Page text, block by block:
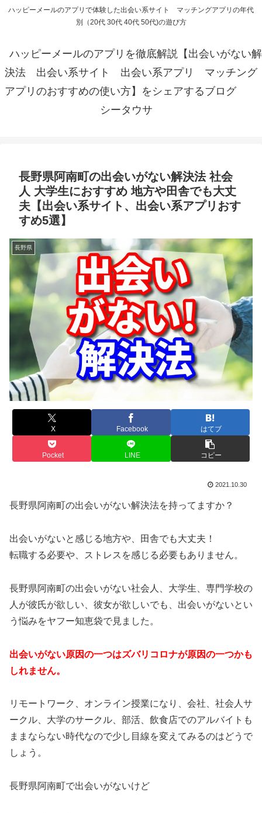
ハッピーメールのアプリで体験した出会い系サイト マッチングアプリの年代
別（20代 30代 40代 50代)の遊び方
ハッピーメールのアプリを徹底解説【出会いがない解
決法 出会い系サイト 出会い系アプリ マッチング
アプリのおすすめの使い方】をシェアするブログ
シータウサ
長野県阿南町の出会いがない解決法 社会
人 大学生におすすめ 地方や田舎でも大丈
夫【出会い系サイト、出会い系アプリおす
すめ5選】
長野県
X Facebook はてブ
Pocket LINE コピー
2021.10.30
長野県阿南町の出会いがない解決法を持ってますか？
出会いがないと感じる地方や、田舎でも大丈夫！
転職する必要や、ストレスを感じる必要もありません。
長野県阿南町の出会いがない社会人、大学生、専門学校の
人が彼氏が欲しい、彼女が欲しいでも、出会いがないとい
う悩みをヤフー知恵袋で見ました。
出会いがない原因の一つはズバリコロナが原因の一つかも
しれません。
リモートワーク、オンライン授業になり、会社、社会人サ
ークル、大学のサークル、部活、飲食店でのアルバイトも
ままならない時代なので少し目線を変えてみるのはどうで
しょう。
長野県阿南町で出会いがないけど